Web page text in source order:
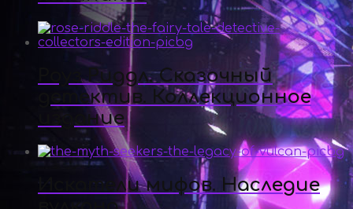
Роуз Риддл. Сказочный
детектив. Коллекционное
издание
Искатели мифов. Наследие